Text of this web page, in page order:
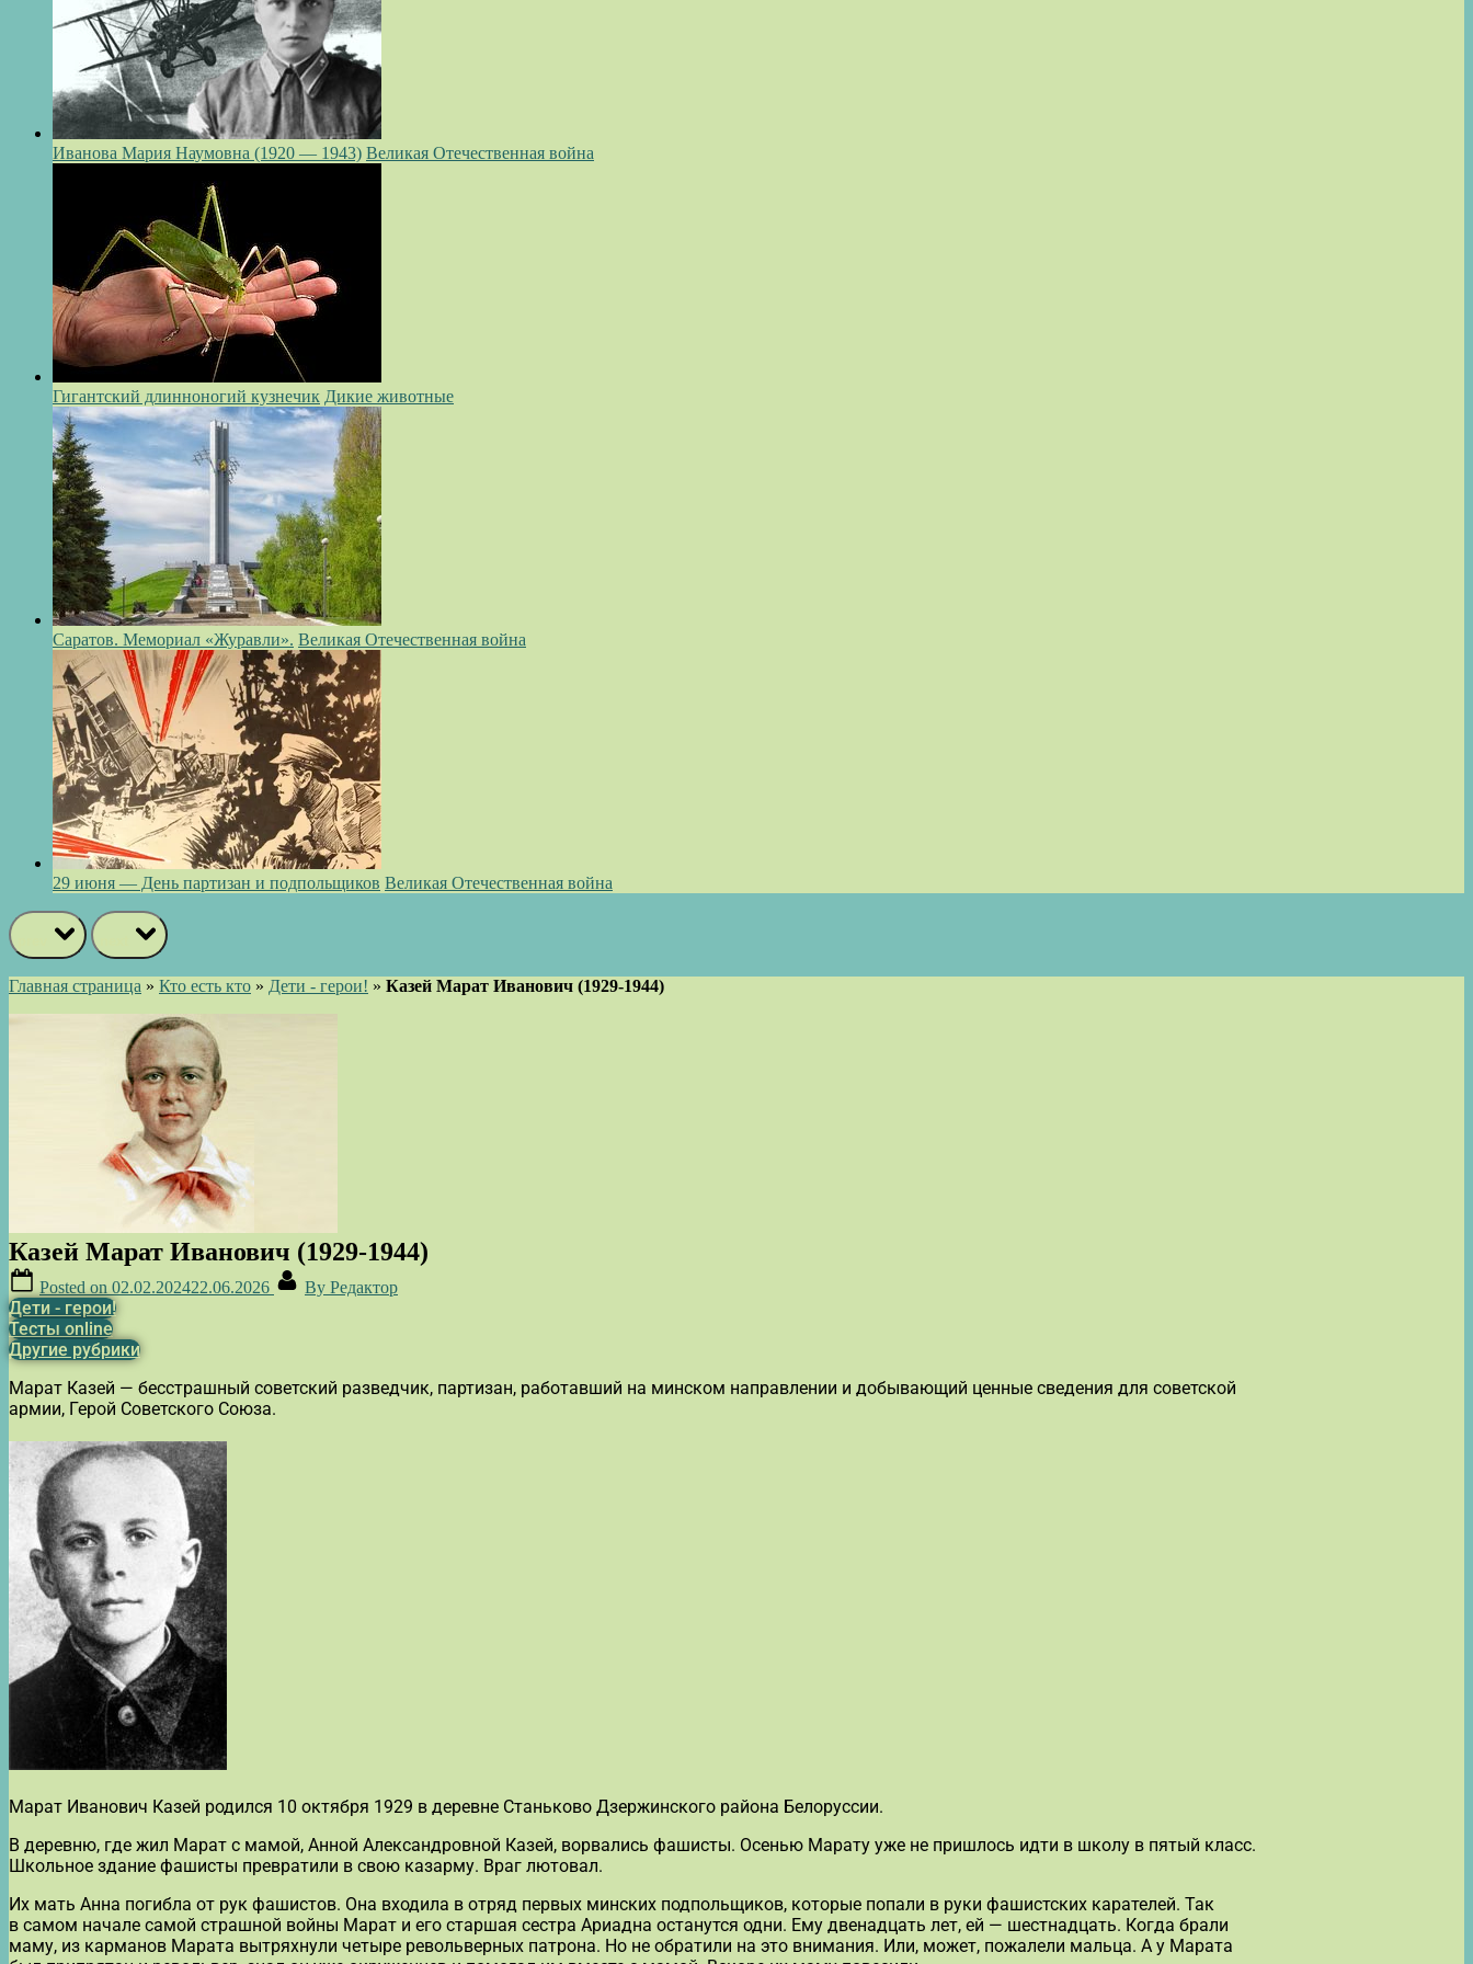
Иванова Мария Наумовна (1920 — 1943) Великая Отечественная война
Гигантский длинноногий кузнечик Дикие животные
Саратов. Мемориал «Журавли». Великая Отечественная война
29 июня — День партизан и подпольщиков Великая Отечественная война
Главная страница » Кто есть кто » Дети - герои! » Казей Марат Иванович (1929-1944)
Казей Марат Иванович (1929-1944)
Posted on 02.02.202422.06.2026 By Редактор
Дети - герои!
Тесты online
Другие рубрики
Марат Казей — бесстрашный советский разведчик, партизан, работавший на минском направлении и добывающий ценные сведения для советской
армии, Герой Советского Союза.
Марат Иванович Казей родился 10 октября 1929 в деревне Станьково Дзержинского района Белоруссии.
В деревню, где жил Марат с мамой, Анной Александровной Казей, ворвались фашисты. Осенью Марату уже не пришлось идти в школу в пятый класс.
Школьное здание фашисты превратили в свою казарму. Враг лютовал.
Их мать Анна погибла от рук фашистов. Она входила в отряд первых минских подпольщиков, которые попали в руки фашистских карателей. Так
в самом начале самой страшной войны Марат и его старшая сестра Ариадна останутся одни. Ему двенадцать лет, ей — шестнадцать. Когда брали
маму, из карманов Марата вытряхнули четыре револьверных патрона. Но не обратили на это внимания. Или, может, пожалели мальца. А у Марата